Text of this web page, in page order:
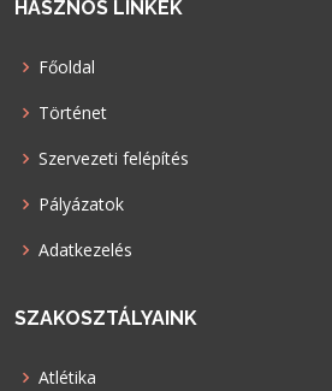
HASZNOS LINKEK
Főoldal
Történet
Szervezeti felépítés
Pályázatok
Adatkezelés
SZAKOSZTÁLYAINK
Atlétika